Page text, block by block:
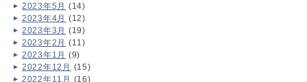
2023年5月 (14)
2023年4月 (12)
2023年3月 (19)
2023年2月 (11)
2023年1月 (9)
2022年12月 (15)
2022年11月 (16)